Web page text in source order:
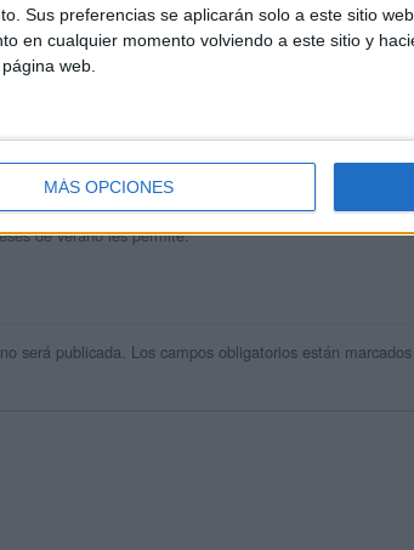
Sus preferencias se aplicarán solo a este sitio
en cualquier momento volviendo a este sitio y
web.
MÁS OPCIONES
es solo un blog, es la apuesta personal de dos
ser pareja, son los encargados de los contenidos que
cual, vuelcan la mayor parte del tiempo, que sus tareas
de verano les permite.
será publicada. Los campos obligatorios están